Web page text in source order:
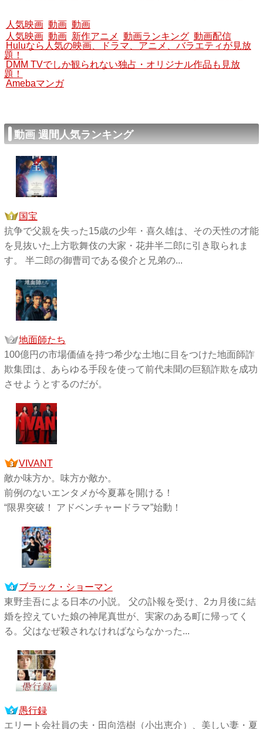
人気映画 動画 動画
人気映画 動画 新作アニメ 動画ランキング 動画配信
Huluなら人気の映画、ドラマ、アニメ、バラエティが見放
題！
DMM TVでしか観られない独占・オリジナル作品も見放
題！
Amebaマンガ
動画 週間人気ランキング
国宝
抗争で父親を失った15歳の少年・喜久雄は、その天性の才能
を見抜いた上方歌舞伎の大家・花井半二郎に引き取られま
す。 半二郎の御曹司である俊介と兄弟の...
地面師たち
100億円の市場価値を持つ希少な土地に目をつけた地面師詐
欺集団は、あらゆる手段を使って前代未聞の巨額詐欺を成功
させようとするのだが。
VIVANT
敵か味方か。味方か敵か。
前例のないエンタメが今夏幕を開ける！
“限界突破！ アドベンチャードラマ”始動！
ブラック・ショーマン
東野圭吾による日本の小説。 父の訃報を受け、2カ月後に結
婚を控えていた娘の神尾真世が、実家のある町に帰ってく
る。父はなぜ殺されなければならなかった...
愚行録
エリート会社員の夫・田向浩樹（小出恵介）、美しい妻・夏